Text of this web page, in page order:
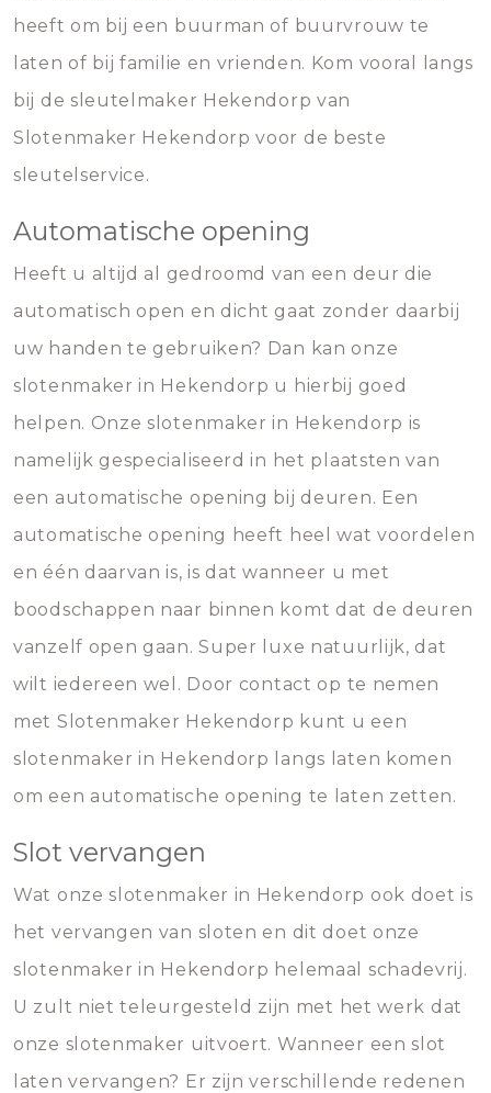
heeft om bij een buurman of buurvrouw te
laten of bij familie en vrienden. Kom vooral langs
bij de sleutelmaker Hekendorp van
Slotenmaker Hekendorp voor de beste
sleutelservice.
Automatische opening
Heeft u altijd al gedroomd van een deur die
automatisch open en dicht gaat zonder daarbij
uw handen te gebruiken? Dan kan onze
slotenmaker in Hekendorp u hierbij goed
helpen. Onze slotenmaker in Hekendorp is
namelijk gespecialiseerd in het plaatsten van
een automatische opening bij deuren. Een
automatische opening heeft heel wat voordelen
en één daarvan is, is dat wanneer u met
boodschappen naar binnen komt dat de deuren
vanzelf open gaan. Super luxe natuurlijk, dat
wilt iedereen wel. Door contact op te nemen
met Slotenmaker Hekendorp kunt u een
slotenmaker in Hekendorp langs laten komen
om een automatische opening te laten zetten.
Slot vervangen
Wat onze slotenmaker in Hekendorp ook doet is
het vervangen van sloten en dit doet onze
slotenmaker in Hekendorp helemaal schadevrij.
U zult niet teleurgesteld zijn met het werk dat
onze slotenmaker uitvoert. Wanneer een slot
laten vervangen? Er zijn verschillende redenen